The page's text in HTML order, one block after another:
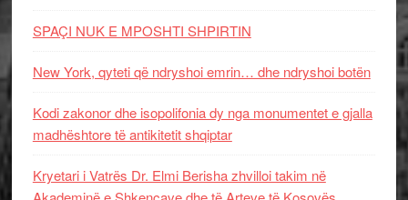
SPAÇI NUK E MPOSHTI SHPIRTIN
New York, qyteti që ndryshoi emrin… dhe ndryshoi botën
Kodi zakonor dhe isopolifonia dy nga monumentet e gjalla
madhështore të antikitetit shqiptar
Kryetari i Vatrës Dr. Elmi Berisha zhvilloi takim në